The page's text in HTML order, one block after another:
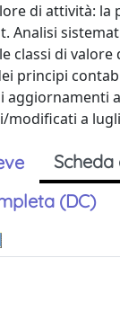
di attività: la
Analisi
classi di
principi
aggiornamenti
modificati a
(DC)